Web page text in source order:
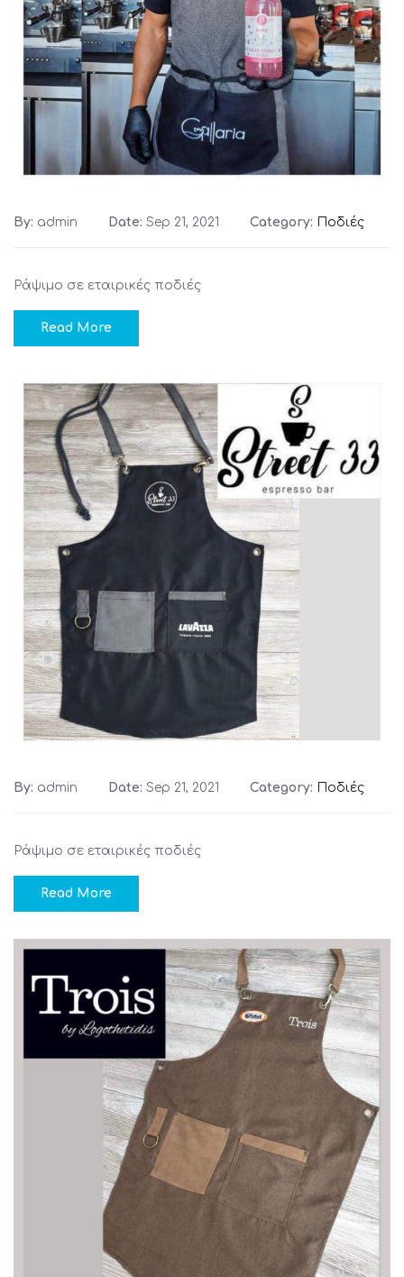
By: admin Date: Sep 21, 2021 Category: Ποδιές
Ράψιμο σε εταιρικές ποδιές
Read More
By: admin Date: Sep 21, 2021 Category: Ποδιές
Ράψιμο σε εταιρικές ποδιές
Read More